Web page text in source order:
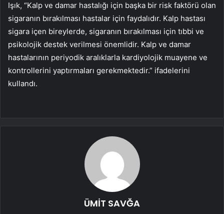
Işık, “Kalp ve damar hastalığı için başka bir risk faktörü olan
sigaranın bırakılması hastalar için faydalıdır. Kalp hastası
sigara içen bireylerde, sigaranın bırakılması için tıbbi ve
psikolojik destek verilmesi önemlidir. Kalp ve damar
hastalarının periyodik aralıklarla kardiyolojik muayene ve
kontrollerini yaptırmaları gerekmektedir.” ifadelerini
kullandı.
ÜMİT SAVĞA